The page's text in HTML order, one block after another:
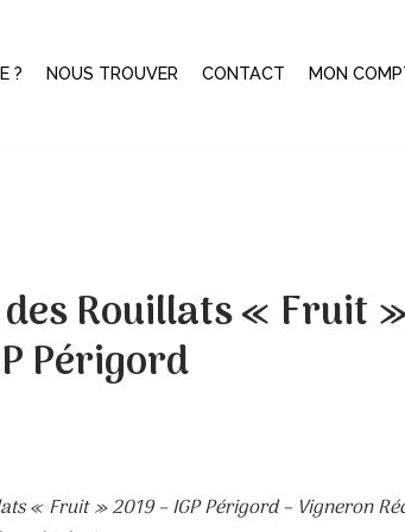
? NOUS TROUVER CONTACT MON
Rouillats « Fruit »
Périgord
« Fruit » 2019 – IGP Périgord – Vigneron